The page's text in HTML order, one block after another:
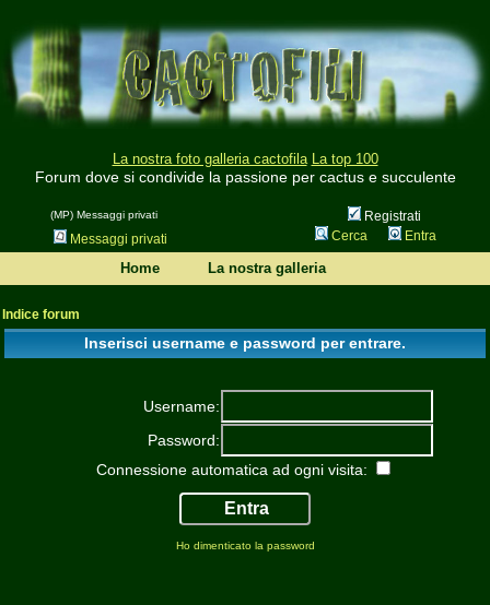
La nostra foto galleria cactofila La top 100
Forum dove si condivide la passione per cactus e succulente
(MP) Messaggi privati
Registrati
Messaggi privati
Cerca Entra
Home La nostra galleria
Indice forum
Inserisci username e password per entrare.
Username:
Password:
Connessione automatica ad ogni visita:
Ho dimenticato la password